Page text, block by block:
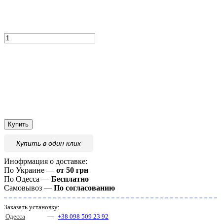
Купить
Купить в один клик
Инофрмация о доставке:
По Украине — от 50 грн
По Одесса — Бесплатно
Самовывоз — По согласованию
Заказать установку:
Одесса
— +38 098 509 23 92